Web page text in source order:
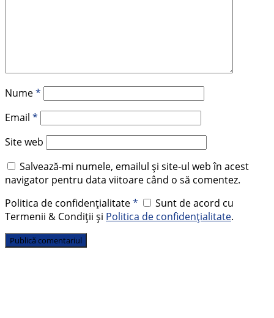
Nume*
Email *
Site web
Salvează-mi numele, emailul și site-ul web în acest
navigator pentru data viitoare când o să comentez.
Politica de confidențialitate*
Sunt de acord cu
Termenii & Condiții și Politica de confidențialitate.